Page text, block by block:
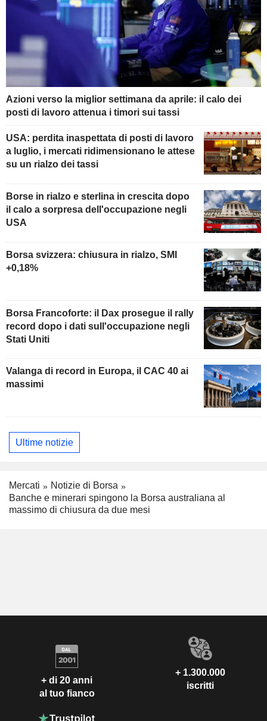
Azioni verso la miglior settimana da aprile: il calo dei
posti di lavoro attenua i timori sui tassi
USA: perdita inaspettata di posti di lavoro
a luglio, i mercati ridimensionano le attese
su un rialzo dei tassi
Borse in rialzo e sterlina in crescita dopo
il calo a sorpresa dell'occupazione negli
USA
Borsa svizzera: chiusura in rialzo, SMI
+0,18%
Borsa Francoforte: il Dax prosegue il rally
record dopo i dati sull'occupazione negli
Stati Uniti
Valanga di record in Europa, il CAC 40 ai
massimi
Ultime notizie
Mercati
Notizie di Borsa
Banche e minerari spingono la Borsa australiana al
massimo di chiusura da due mesi
+ di 20 anni
al tuo fianco
+ 1.300.000
iscritti